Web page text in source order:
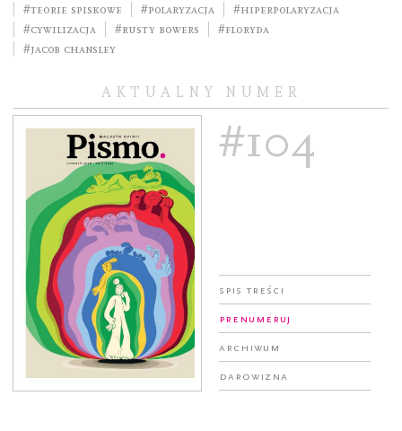
#teorie spiskowe
#polaryzacja
#hiperpolaryzacja
#cywilizacja
#Rusty Bowers
#Floryda
#Jacob Chansley
AKTUALNY NUMER
#104
Spis treści
Prenumeruj
Archiwum
Darowizna